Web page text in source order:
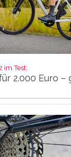
im Test:
2.000 Euro